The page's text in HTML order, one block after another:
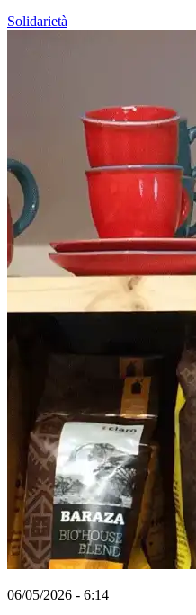
Solidarietà
06/05/2026 - 6:14